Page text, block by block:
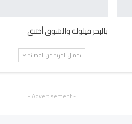
بالبحر قيلولة والشوق أختنق
تحميل المزيد من القصائد
- Advertisement -